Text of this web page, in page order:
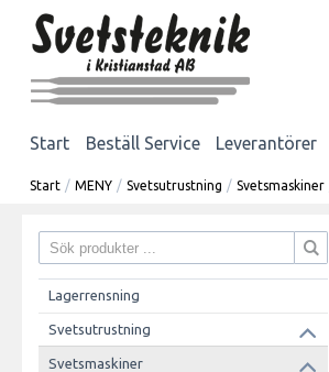
Start Beställ Service Leverantörer
Start / MENY / Svetsutrustning / Svetsmaskiner
Lagerrensning
Svetsutrustning
Svetsmaskiner